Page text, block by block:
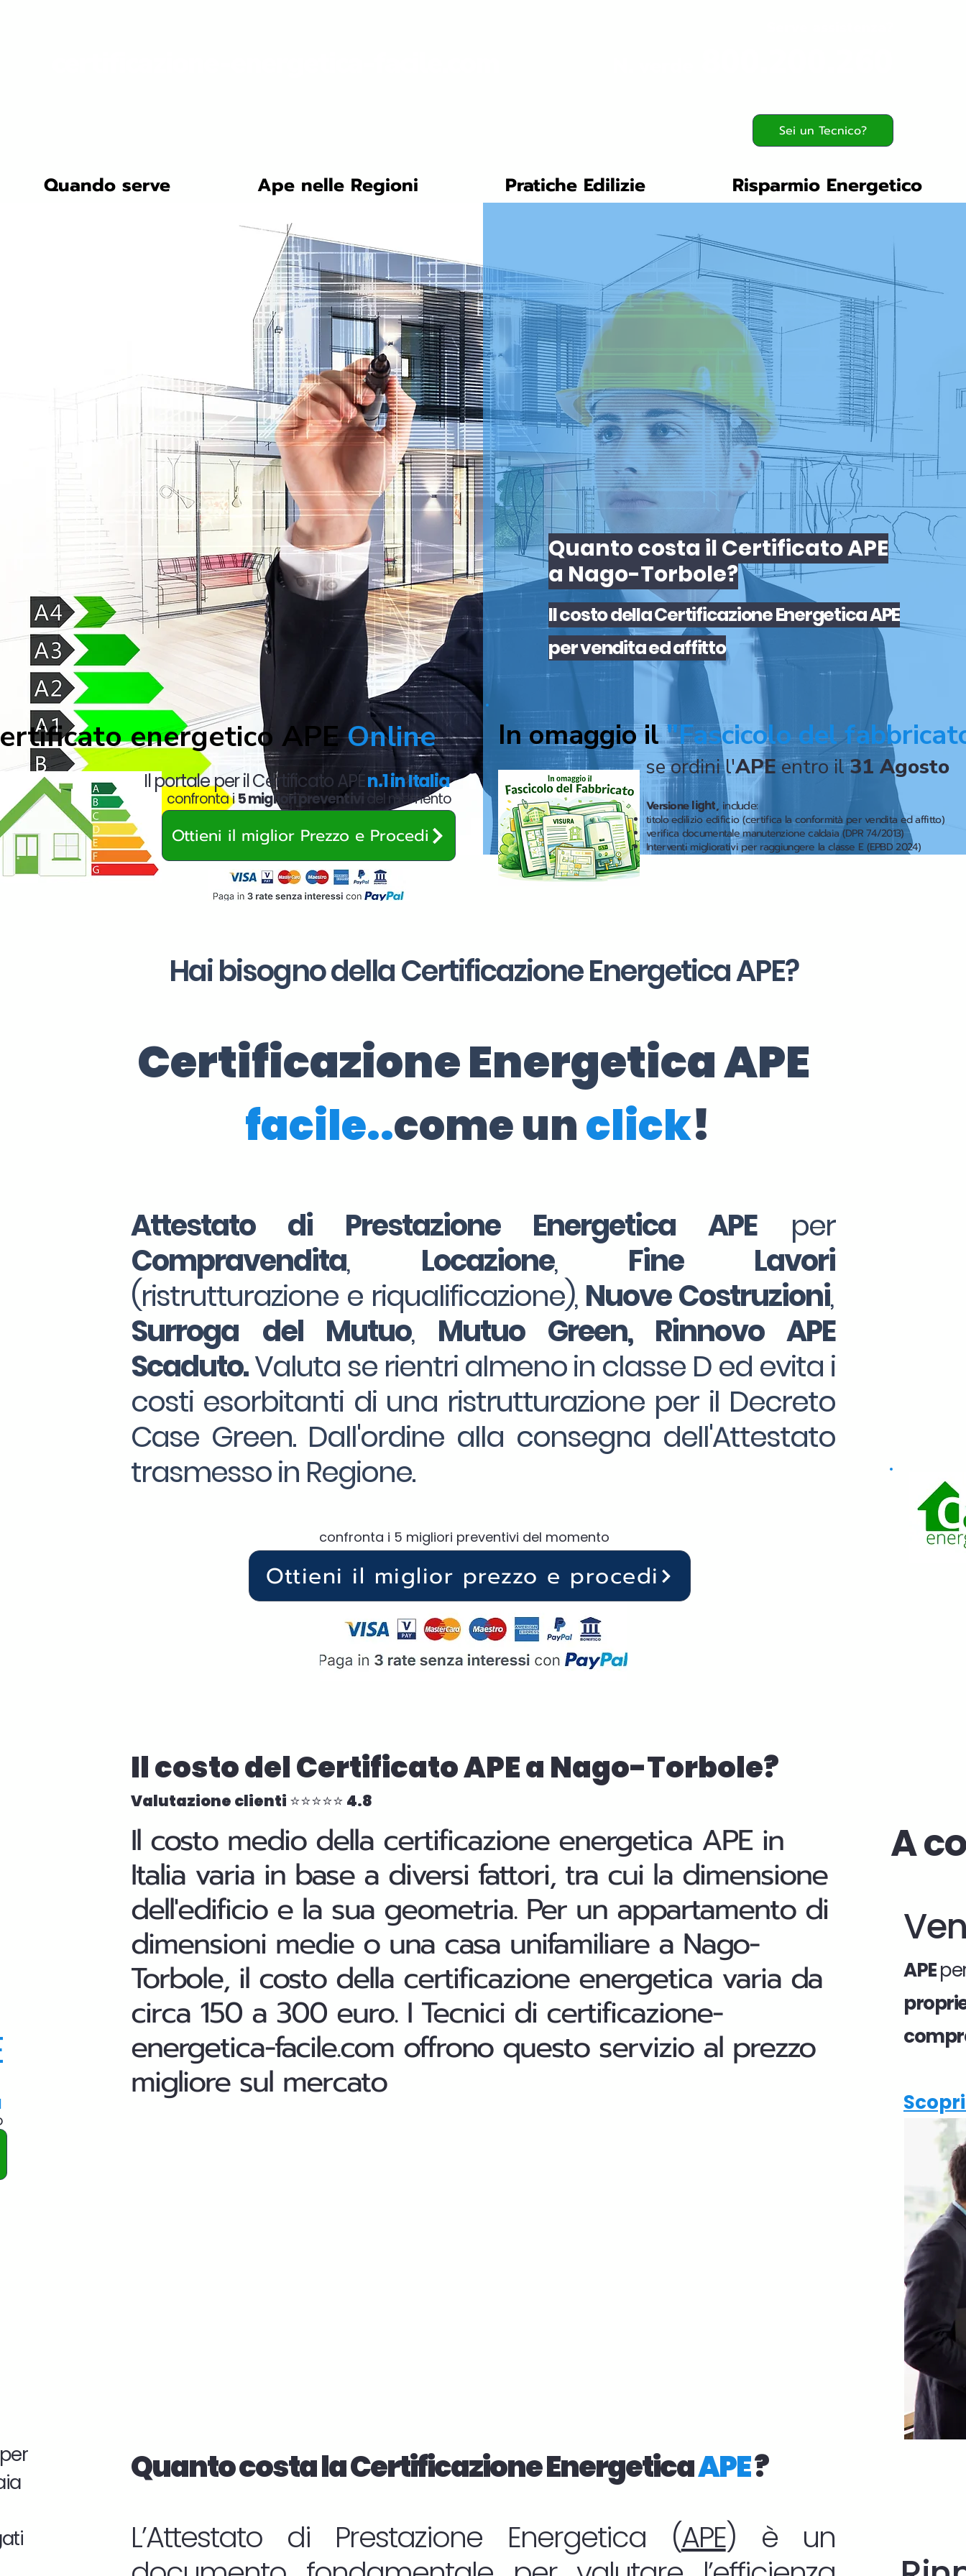
Sei un Tecnico?
Quanto costa il Certificato APE
a Nago-Torbole?
IlcostodellaCertificazione Energetica APE
pervenditaedaffitto
energetico APEOnline
Ottieni il miglior Prezzo e Procedi
Il portale per il Certificato APE n.1 in Italia
confronta i5 migliori preventivi del momento
In omaggio il"Fascicolo del
se ordini l'APE entro il31 Agosto
Versionelight,include:
titolo edilizio edificio (certifica la conformità per vendita ed affitto)
verifica documentale manutenzione caldaia (DPR 74/2013)
Interventi migliorativi per raggiungere la classe E (EPBD 2024)
Hai bisogno della Certificazione Energetica APE?
Certificazione Energetica APE
facile..come unclick!
Attestato di Prestazione Energetica APEper
Compravendita, Locazione, Fine Lavori
(ristrutturazione e riqualificazione), Nuove Costruzioni,
Surroga
del Mutuo, Mutuo Green, Rinnovo APE
Scaduto.Valuta se rientri almeno in classe D ed evita i
costi esorbitanti di una ristrutturazione per il Decreto
Case Green. Dall'ordine alla consegna dell'Attestato
trasmesso in Regione.
confronta i 5 migliori preventivi del momento
Ottieni il miglior prezzo e procedi
Il costo del Certificato APE a Nago-Torbole?
Valutazione clienti ⭐⭐⭐⭐⭐ 4.8
Il costo medio della certificazione energetica APE in
Italia varia in base a diversi fattori, tra cui la dimensione
dell'edificio e la sua geometria. Per un appartamento di
dimensioni medie o una casa unifamiliare a Nago-
Torbole, il costo della certificazione energetica varia da
circa 150 a 300 euro. I Tecnici di certificazione-
energetica-facile.com offrono questo servizio al prezzo
migliore sul mercato
Quanto costa la Certificazione EnergeticaAPE?
L’Attestato di Prestazione Energetica (APE) è un
A
APE
Quando serve Ape nelle Regioni Pratiche Edilizie Risparmio Energetico